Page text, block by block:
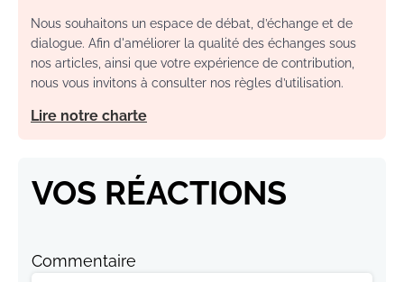
Nous souhaitons un espace de débat, d’échange et de
dialogue. Afin d'améliorer la qualité des échanges sous
nos articles, ainsi que votre expérience de contribution,
nous vous invitons à consulter nos règles d’utilisation.
Lire notre charte
VOS RÉACTIONS
Commentaire